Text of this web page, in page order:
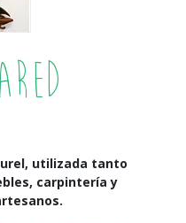
utilizada tanto
carpintería y